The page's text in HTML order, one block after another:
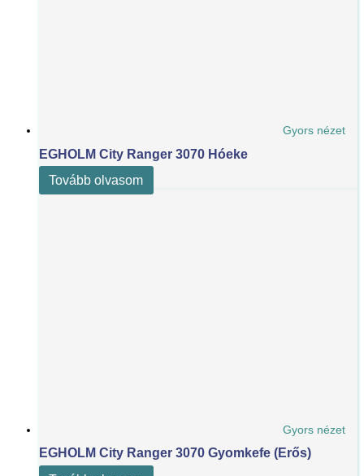
Gyors nézet
EGHOLM City Ranger 3070 Hóeke
Tovább olvasom
Gyors nézet
EGHOLM City Ranger 3070 Gyomkefe (erős)